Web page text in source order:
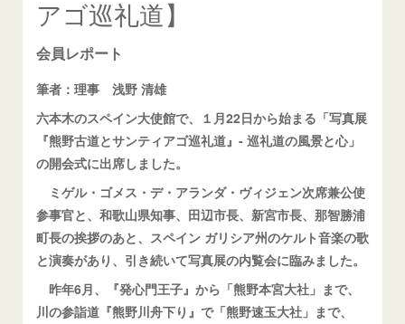
アゴ巡礼道】
会員レポート
筆者：理事 浅野 清雄
六本木のスペイン大使館で、１月22日から始まる「写真展
『熊野古道とサンティアゴ巡礼道』- 巡礼道の風景と心」
の開会式に出席しました。
ミゲル・ゴメス・デ・アランダ・ヴィジェン次席兼公使
参事官と、和歌山県知事、田辺市長、新宮市長、那智勝浦
町長の挨拶のあと、スペイン ガリシア州のケルト音楽の歌
と演奏があり、引き続いて写真展の内覧会に臨みました。
昨年6月、『発心門王子』から「熊野本宮大社」まで、
川の参詣道『熊野川舟下り』で「熊野速玉大社」まで、